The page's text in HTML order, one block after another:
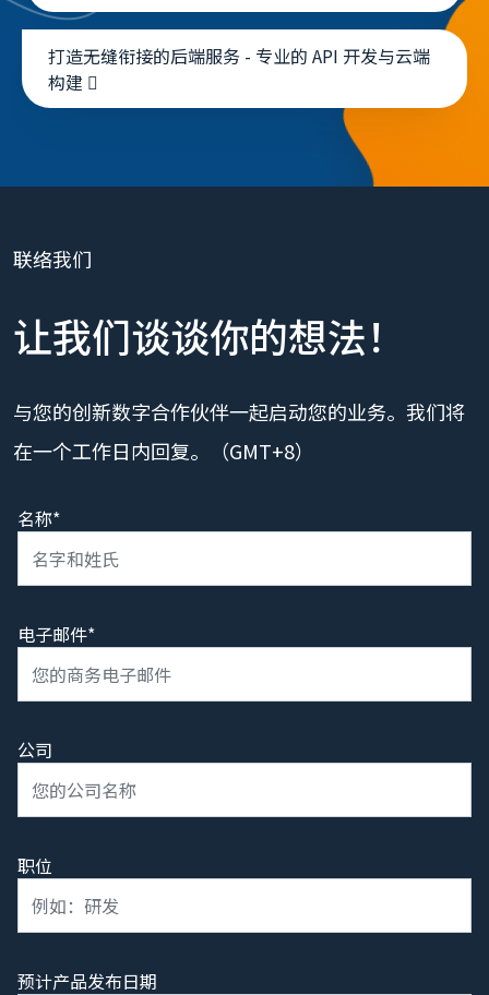
打造无缝衔接的后端服务 - 专业的 API 开发与云端
构建
联络我们
让我们谈谈你的想法！
与您的创新数字合作伙伴一起启动您的业务。我们将
在一个工作日内回复。（GMT+8）
名称*
电子邮件*
公司
职位
预计产品发布日期